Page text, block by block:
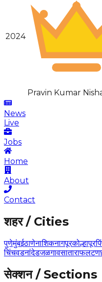
2024
Pravin Kumar
News
Live
Jobs
Home
About
Contact
शहर / Cities
पुणेमुंबईठाणेनाशिकनागपूरकोल्हापूर
चिंचवडनांदेडजळगावसाताराफलटण
सेक्शन / Sections